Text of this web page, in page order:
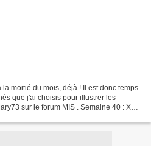
moitié du mois, déjà ! Il est donc temps
que j'ai choisis pour illustrer les
sur le forum MIS . Semaine 40 : X